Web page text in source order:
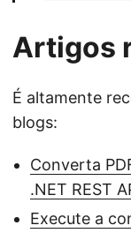
Artigos
É altamente
blogs:
Converta
.NET REST
Execute a